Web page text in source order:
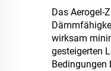
Das Aerogel-
wirksam
gesteigerten
Bedingungen